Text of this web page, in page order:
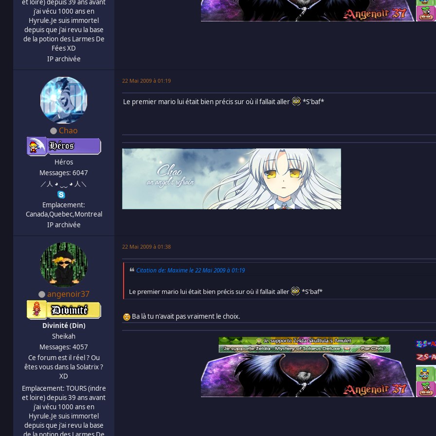
et loire) depuis 39 ans avant
j'ai vécu 1000 ans en
Hyrule.Je suis immortel
depuis que j'ai revu la base
de la potion des Larmes De
Fées XD
IP archivée
Chao
Héros
Messages: 6047
／人 ◕ ‿‿ ◕ 人＼
Emplacement:
Canada,Quebec,Montreal
IP archivée
22 Mai 2009 à 01:19
Le premier mario lui était bien précis sur où il fallait aller *S'baf*
angenoir37
Divinité (Din)
Sheikah
Messages: 4057
Ce forum est il réel ? Ou
êtes vous dans la Solatrix ?
XD
Emplacement: TOURS (indre
et loire) depuis 39 ans avant
j'ai vécu 1000 ans en
Hyrule.Je suis immortel
depuis que j'ai revu la base
22 Mai 2009 à 01:38
Citation de: Maxime le 22 Mai 2009 à 01:19
Le premier mario lui était bien précis sur où il fallait aller *S'baf*
Ba là tu n'avait pas vraiment le choix.